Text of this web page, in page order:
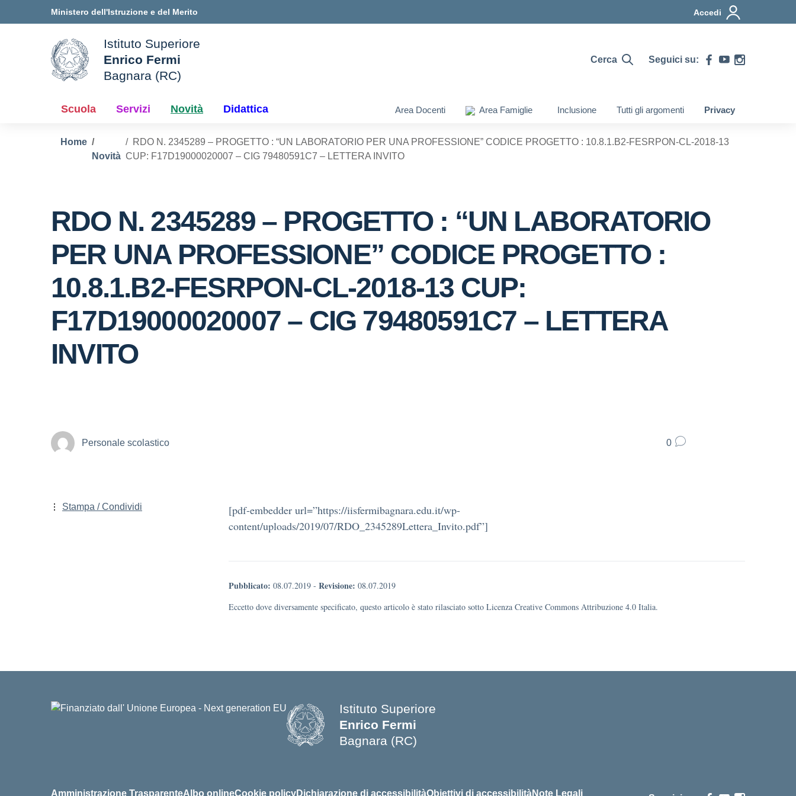
Ministero dell'Istruzione e del Merito Accedi
della scuola
Istituto Superiore
Enrico Fermi
Bagnara (RC)
Cerca Seguici su:
Scuola Servizi Novità Didattica Area Docenti Area Famiglie Inclusione Tutti gli argomenti Privacy
Home
Novità
RDO N. 2345289 – PROGETTO : “UN LABORATORIO PER UNA PROFESSIONE” CODICE PROGETTO : 10.8.1.B2-FESRPON-CL-2018-13
CUP: F17D19000020007 – CIG 79480591C7 – LETTERA INVITO
RDO N. 2345289 – PROGETTO : “UN LABORATORIO
PER UNA PROFESSIONE” CODICE PROGETTO :
10.8.1.B2-FESRPON-CL-2018-13 CUP:
F17D19000020007 – CIG 79480591C7 – LETTERA
INVITO
Personale scolastico 0
[pdf-embedder url=”https://iisfermibagnara.edu.it/wp-
content/uploads/2019/07/RDO_2345289Lettera_Invito.pdf”]
Pubblicato: 08.07.2019 - Revisione: 08.07.2019
Eccetto dove diversamente specificato, questo articolo è stato rilasciato sotto Licenza Creative Commons Attribuzione 4.0 Italia.
Stampa / Condividi
Istituto Superiore
Enrico Fermi
Bagnara (RC)
Amministrazione TrasparenteAlbo onlineCookie policyDichiarazione di accessibilitàObiettivi di accessibilitàNote Legali